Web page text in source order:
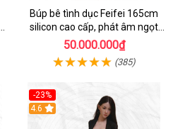
Búp bê tình dục Feifei 165cm
silicon cao cấp, phát âm ngọt
ngào, chân thực
50.000.000₫
(385)
-23%
4.6